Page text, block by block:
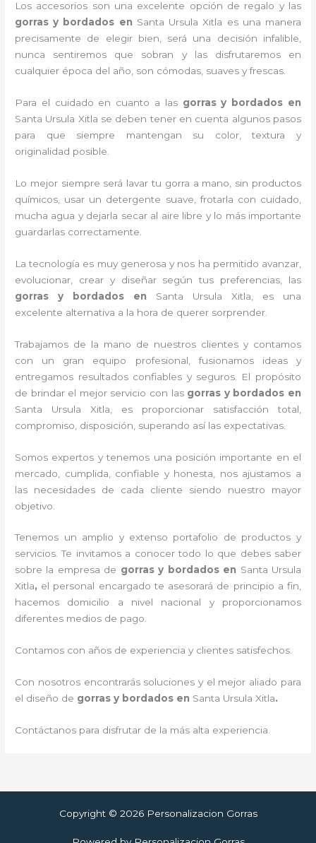
Los accesorios son una excelente opción de regalo y las
gorras y bordados en Santa Ursula Xitla es una manera
precisamente de elegir bien, será una decisión infalible,
nunca sentiremos que sobran y las disfrutaremos en
cualquier época del año, son cómodas, suaves y frescas.
Para el cuidado en cuanto a las gorras y bordados en
Santa Ursula Xitla se deben tener en cuenta algunos pasos
para que siempre mantengan su color, textura y
originalidad posible.
Lo mejor siempre será lavar tu gorra a mano, sin productos
químicos, usar un detergente suave, frotarla con cuidado,
mucha agua y dejarla secar al aire libre y lo más importante
guardarlas correctamente.
La tecnología es muy generosa y nos ha permitido avanzar,
evolucionar, crear y diseñar según tus preferencias, las
gorras y bordados en Santa Ursula Xitla, es una
excelente alternativa a la hora de querer sorprender.
Trabajamos de la mano de nuestros clientes y contamos
con un gran equipo profesional, fusionamos ideas y
entregamos resultados confiables y seguros. El propósito
de brindar el mejor servicio con las gorras y bordados en
Santa Ursula Xitla, es proporcionar satisfacción total,
compromiso, disposición, superando así las expectativas.
Somos expertos y tenemos una posición importante en el
mercado, cumplida, confiable y honesta, nos ajustamos a
las necesidades de cada cliente siendo nuestro mayor
objetivo.
Tenemos un amplio y extenso portafolio de productos y
servicios. Te invitamos a conocer todo lo que debes saber
sobre la empresa de gorras y bordadosen Santa Ursula
Xitla, el personal encargado te asesorará de principio a fin,
hacemos domicilio a nivel nacional y proporcionamos
diferentes medios de pago.
Contamos con años de experiencia y clientes satisfechos.
Con nosotros encontrarás soluciones y el mejor aliado para
el diseño de gorras y bordados en Santa Ursula Xitla.
Contáctanos para disfrutar de la más alta experiencia.
Copyright © 2026 Personalizacion Gorras